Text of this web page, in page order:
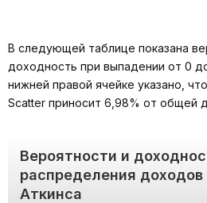
В следующей таблице показана
доходность при выпадении от 0
нижней правой ячейке указано,
Scatter приносит 6,98% от общей
Вероятности и
распределения
Аткинса